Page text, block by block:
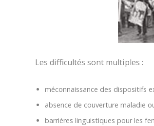
Les difficultés sont multiples :
méconnaissance des dispositifs
absence de couverture maladie
barrières linguistiques pour les